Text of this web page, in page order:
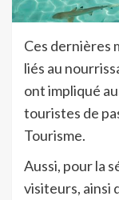
Ces dernières
liés au
ont impliqué
touristes de
Tourisme.
Aussi, pour la
visiteurs, ainsi